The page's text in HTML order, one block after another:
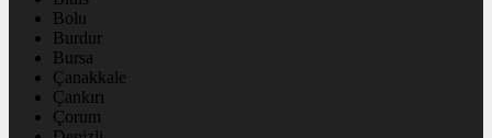
Bolu
Burdur
Bursa
Çanakkale
Çankırı
Çorum